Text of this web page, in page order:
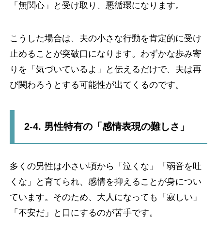
「無関心」と受け取り、悪循環になります。
こうした場合は、夫の小さな行動を肯定的に受け
止めることが突破口になります。わずかな歩み寄
りを「気づいているよ」と伝えるだけで、夫は再
び関わろうとする可能性が出てくるのです。
2-4. 男性特有の「感情表現の難しさ」
多くの男性は小さい頃から「泣くな」「弱音を吐
くな」と育てられ、感情を抑えることが身につい
ています。そのため、大人になっても「寂しい」
「不安だ」と口にするのが苦手です。